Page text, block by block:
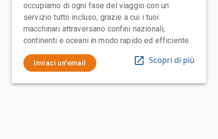
occupiamo di ogni fase del viaggio con un
servizio tutto incluso, grazie a cui i tuoi
macchinari attraversano confini nazionali,
continenti e oceani in modo rapido ed efficiente.
Inviaci un'email Scopri di più